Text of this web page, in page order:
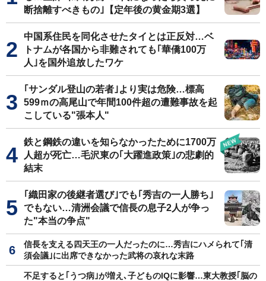
断捨離すべきもの｣【定年後の黄金期3選】
中国系住民を同化させたタイとは正反対…ベ
トナムが各国から非難されても｢華僑100万
人｣を国外追放したワケ
｢サンダル登山の若者｣より実は危険…標高
599ｍの高尾山で年間100件超の遭難事故を起
こしている"張本人"
鉄と鋼鉄の違いを知らなかったために1700万
人超が死亡…毛沢東の｢大躍進政策｣の悲劇的
結末
｢織田家の後継者選び｣でも｢秀吉の一人勝ち｣
でもない…清洲会議で信長の息子2人が争っ
た"本当の争点"
信長を支える四天王の一人だったのに…秀吉にハメられて｢清
須会議｣に出席できなかった武将の哀れな末路
不足すると｢うつ病｣が増え､子どものIQに影響…東大教授｢脳の